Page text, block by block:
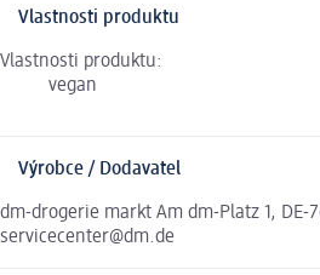
Vlastnosti produktu
Vlastnosti produktu:
vegan
Výrobce / Dodavatel
dm-drogerie markt Am dm-Platz 1, DE-
servicecenter@dm.de